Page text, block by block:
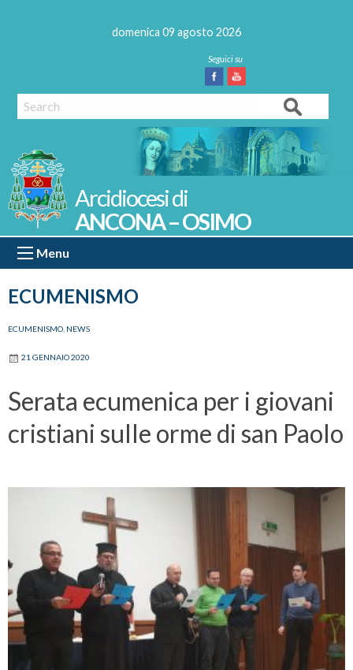
domenica 09 agosto 2026
Facebook
Youtube
Search
ECUMENISMO
ANCONA – OSIMO
Menu
ECUMENISMO NEWS
21 GENNAIO 2020
Serata ecumenica per i giovani
cristiani sulle orme di san Paolo